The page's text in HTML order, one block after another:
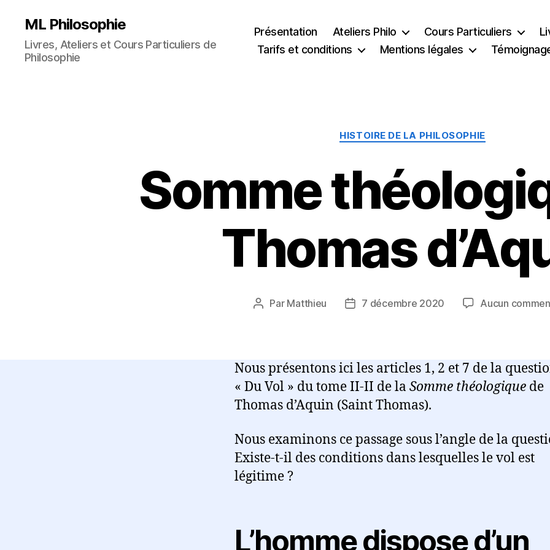
ML Philosophie
Livres, Ateliers et Cours Particuliers de
Philosophie
Présentation Ateliers Philo Cours Particuliers
Tarifs et conditions
Mentions légales
Catégories
HISTOIRE DE LA PHILOSOPHIE
Somme
Thomas
Auteur
Par Matthieu
Date7 décembre 2020 Aucun
Nous présentons ici les articles 1, 2 et 7 de la
« Du Vol » du tome II-II de la Somme théologique de
Thomas d’Aquin (Saint Thomas).
Nous examinons ce passage sous l’angle de la
Existe-t-il des conditions dans lesquelles le vol est
légitime ?
L’homme dispose d’un